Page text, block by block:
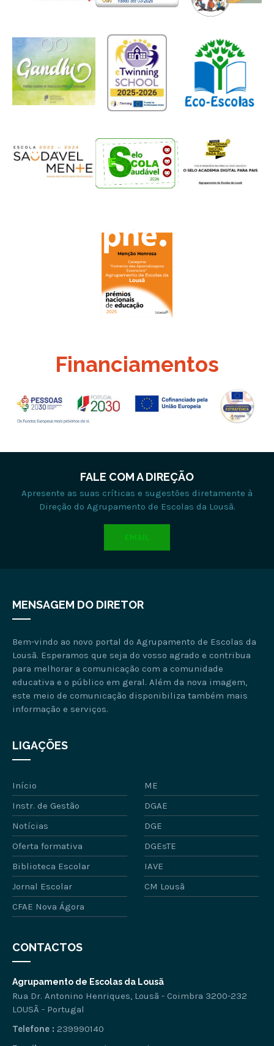
Financiamentos
FALE COM A DIREÇÃO
Apresente as suas críticas e sugestões diretamente à
Direção do Agrupamento de Escolas da Lousã.
EMAIL
MENSAGEM DO DIRETOR
Bem-vindo ao novo portal do Agrupamento de Escolas da
Lousã. Esperamos que seja do vosso agrado e contribua
para melhorar a comunicação com a comunidade
educativa e o público em geral. Além da nova imagem,
este meio de comunicação disponibiliza também mais
informação e serviços.
LIGAÇÕES
Início
ME
Instr. de Gestão
DGAE
Notícias
DGE
Oferta formativa
DGEsTE
Biblioteca Escolar
IAVE
Jornal Escolar
CM Lousã
CFAE Nova Ágora
CONTACTOS
Agrupamento de Escolas da Lousã
Rua Dr. Antonino Henriques, Lousã - Coimbra 3200-232
LOUSÃ - Portugal
Telefone : 239990140